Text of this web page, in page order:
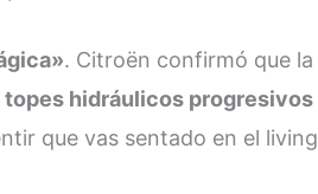
. Citroën confirmó que la
hidráulicos progresivos
que vas sentado en el living